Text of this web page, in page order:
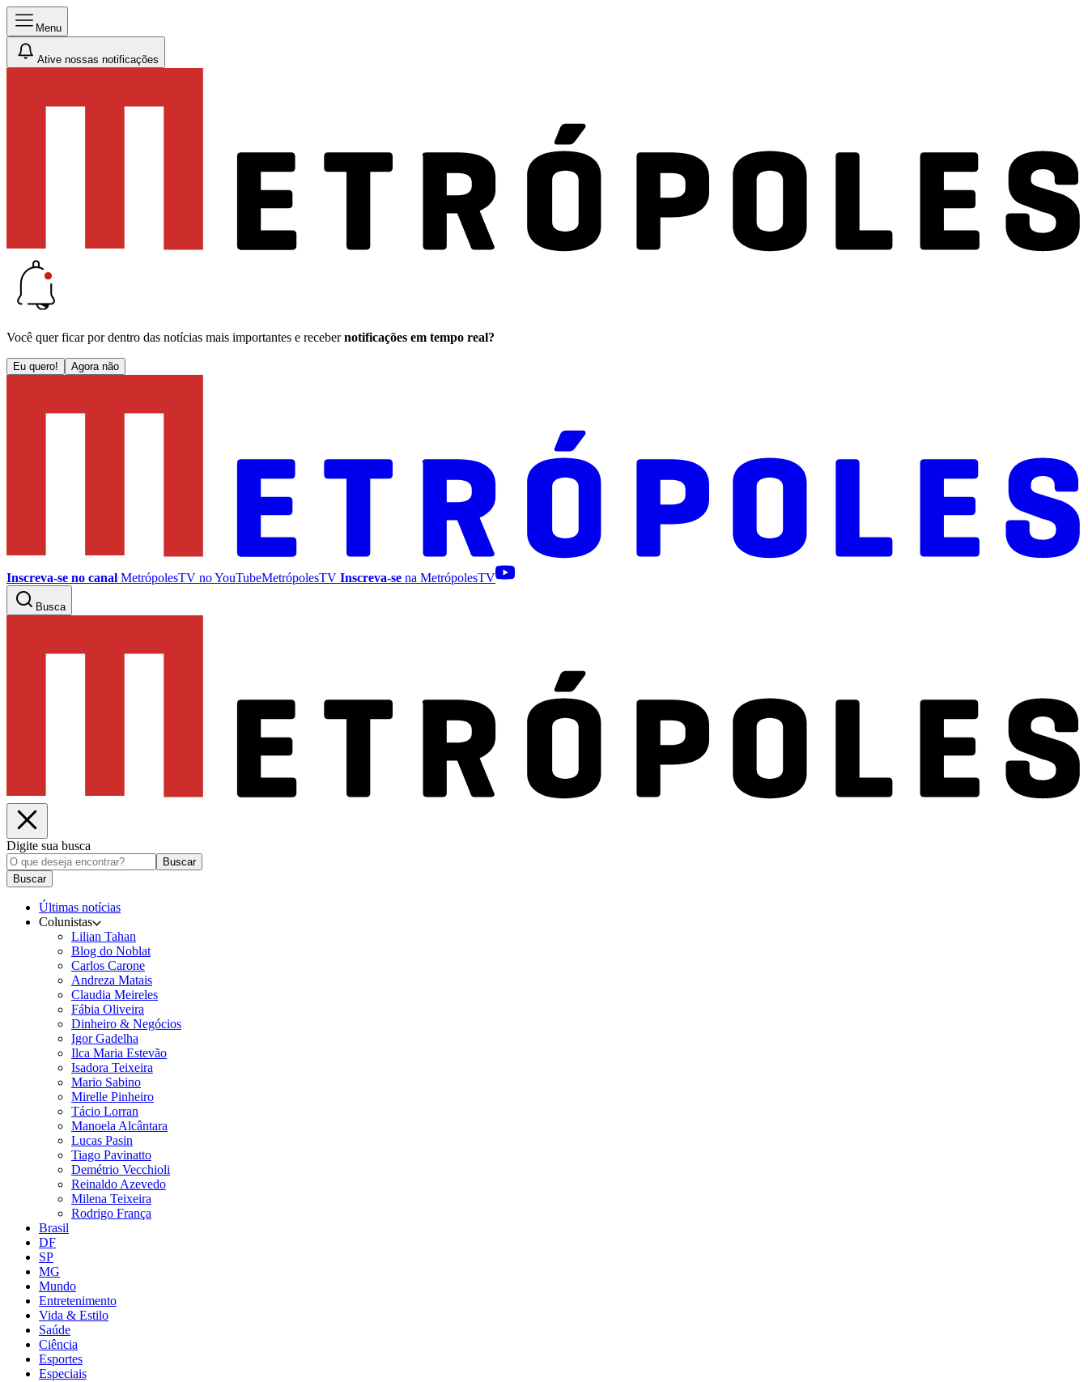
Menu
Ative nossas notificações
Você quer ficar por dentro das notícias mais importantes e receber notificações em tempo real?
Eu quero! Agora não
Inscreva-se no canal MetrópolesTV noYouTubeMetrópolesTV Inscreva-se na MetrópolesTV
Busca
Digite sua busca
Buscar
Buscar
Últimas notícias
Colunistas
Lilian Tahan
Blog do Noblat
Carlos Carone
Andreza Matais
Claudia Meireles
Fábia Oliveira
Dinheiro & Negócios
Igor Gadelha
Ilca Maria Estevão
Isadora Teixeira
Mario Sabino
Mirelle Pinheiro
Tácio Lorran
Manoela Alcântara
Lucas Pasin
Tiago Pavinatto
Demétrio Vecchioli
Reinaldo Azevedo
Milena Teixeira
Rodrigo França
Brasil
DF
SP
MG
Mundo
Entretenimento
Vida & Estilo
Saúde
Ciência
Esportes
Especiais